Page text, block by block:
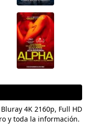
4K 2160p, Full HD
y toda la información.